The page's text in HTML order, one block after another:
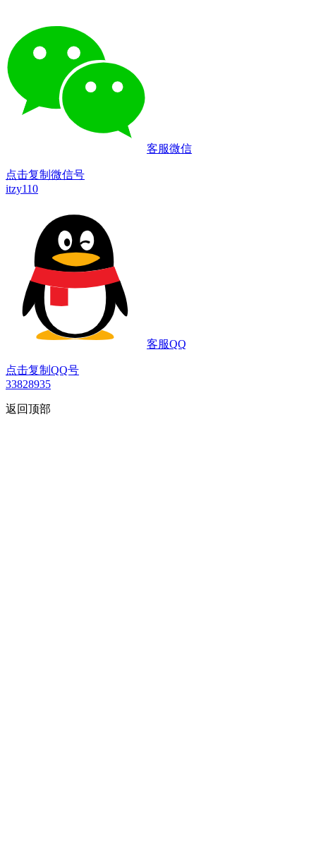
客服微信
点击复制微信号
itzy110
客服QQ
点击复制QQ号
33828935
返回顶部